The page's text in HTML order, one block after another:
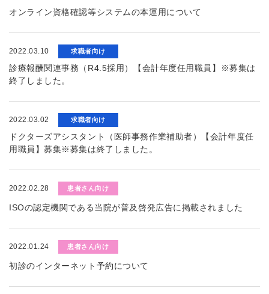
オンライン資格確認等システムの本運用について
2022.03.10 求職者向け
診療報酬関連事務（R4.5採用）【会計年度任用職員】※募集は
終了しました。
2022.03.02 求職者向け
ドクターズアシスタント（医師事務作業補助者）【会計年度任
用職員】募集※募集は終了しました。
2022.02.28 患者さん向け
ISOの認定機関である当院が普及啓発広告に掲載されました
2022.01.24 患者さん向け
初診のインターネット予約について